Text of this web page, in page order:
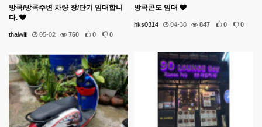
방콕/방콕주변 차량 장/단기 임대합니
다.
thaiwifi 05-02 760 0 0
방콕콘도 임대
hks0314 04-30 847 0 0